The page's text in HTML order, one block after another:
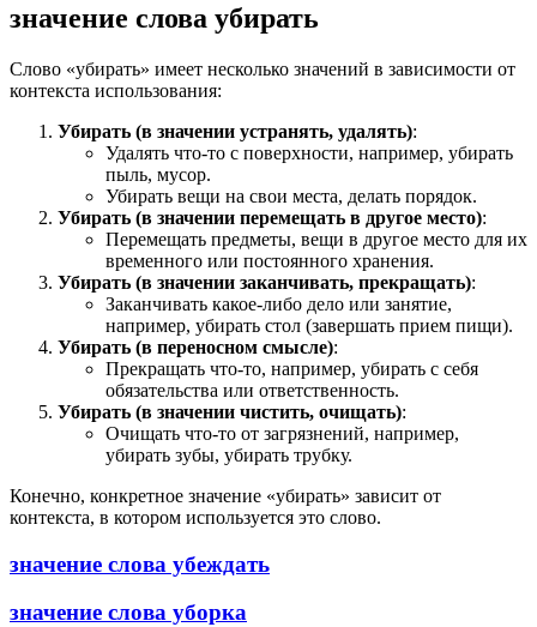
значение слова убирать
Слово «убирать» имеет несколько значений в зависимости от
контекста использования:
Убирать (в значении устранять, удалять):
Удалять что-то с поверхности, например, убирать
пыль, мусор.
Убирать вещи на свои места, делать порядок.
Убирать (в значении перемещать в другое место):
Перемещать предметы, вещи в другое место для их
временного или постоянного хранения.
Убирать (в значении заканчивать, прекращать):
Заканчивать какое-либо дело или занятие,
например, убирать стол (завершать прием пищи).
Убирать (в переносном смысле):
Прекращать что-то, например, убирать с себя
обязательства или ответственность.
Убирать (в значении чистить, очищать):
Очищать что-то от загрязнений, например,
убирать зубы, убирать трубку.
Конечно, конкретное значение «убирать» зависит от
контекста, в котором используется это слово.
значение слова убеждать
значение слова уборка